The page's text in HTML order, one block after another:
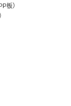
板）